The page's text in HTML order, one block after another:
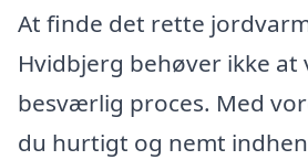
At finde det rette
Hvidbjerg behøver ikke
besværlig proces. Med
du hurtigt og nemt